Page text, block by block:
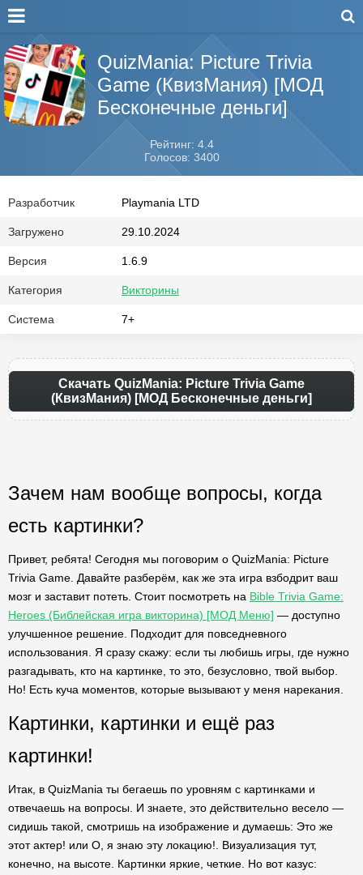
QuizMania: Picture Trivia
Game (КвизМания) [МОД
Бесконечные деньги]
Рейтинг: 4.4
Голосов: 3400
Разработчик Playmania LTD
Загружено 29.10.2024
Версия 1.6.9
Категория Викторины
Система 7+
Скачать QuizMania: Picture Trivia Game
(КвизМания) [МОД Бесконечные деньги]
Зачем нам вообще вопросы, когда
есть картинки?
Привет, ребята! Сегодня мы поговорим о QuizMania: Picture
Trivia Game. Давайте разберём, как же эта игра взбодрит ваш
мозг и заставит потеть. Стоит посмотреть на Bible Trivia Game:
Heroes (Библейская игра викторина) [МОД Меню] — доступно
улучшенное решение. Подходит для повседневного
использования. Я сразу скажу: если ты любишь игры, где нужно
разгадывать, кто на картинке, то это, безусловно, твой выбор.
Но! Есть куча моментов, которые вызывают у меня нарекания.
Картинки, картинки и ещё раз
картинки!
Итак, в QuizMania ты бегаешь по уровням с картинками и
отвечаешь на вопросы. И знаете, это действительно весело —
сидишь такой, смотришь на изображение и думаешь: Это же
этот актер! или О, я знаю эту локацию!. Визуализация тут,
конечно, на высоте. Картинки яркие, четкие. Но вот казус: